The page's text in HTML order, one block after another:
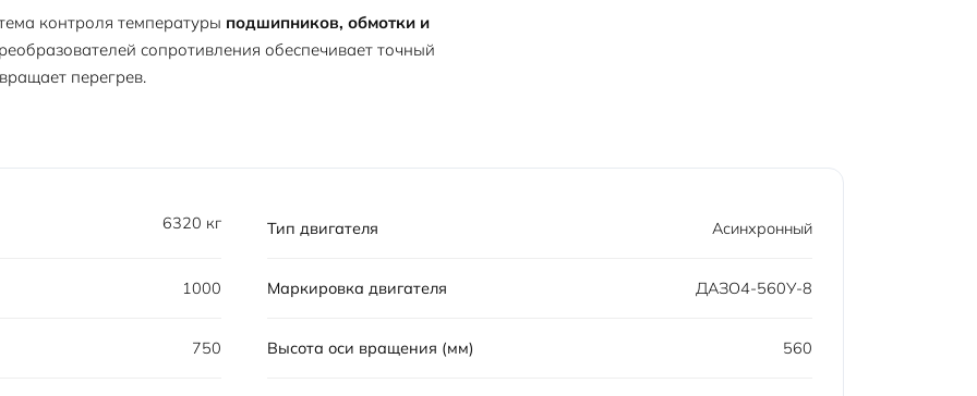
контроля температуры подшипников, обмотки и
сопротивления обеспечивает точный
перегрев.
6320 кг Тип двигателя Асинхронный
1000 Маркировка двигателя ДАЗО4-560У-8
750 Высота оси вращения (мм) 560